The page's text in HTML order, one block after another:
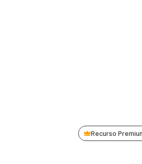
Recurso